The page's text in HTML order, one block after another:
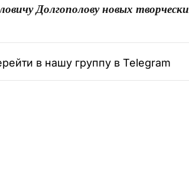
Долгополову новых
в нашу группу в Telegram